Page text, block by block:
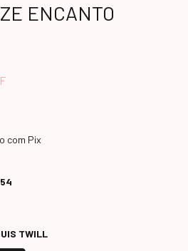
ENCANTO
com Pix
TWILL